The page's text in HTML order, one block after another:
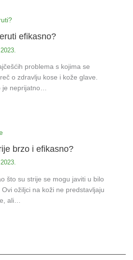
efikasno?
problema s kojima se
o zdravlju kose i kože glave.
je neprijatno…
brzo i efikasno?
što su strije se mogu javiti u bilo
ožiljci na koži ne predstavljaju
ali…